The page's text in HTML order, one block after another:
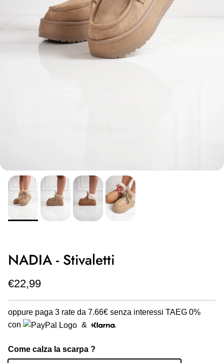
NADIA - Stivaletti
€22,99
oppure paga 3 rate da 7.66€ senza interessi TAEG 0%
con
&
Come calza la scarpa ?